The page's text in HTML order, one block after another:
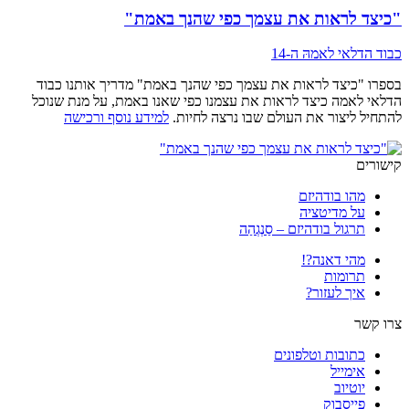
"כיצד לראות את עצמך כפי שהנך באמת"
כבוד הדלאי לאמהּ ה-14
בספרו "כיצד לראות את עצמך כפי שהנך באמת" מדריך אותנו כבוד
הדלאי לאמה כיצד לראות את עצמנו כפי שאנו באמת, על מנת שנוכל
להתחיל ליצור את העולם שבו נרצה לחיות. למידע נוסף ורכישה
קישורים
מהו בודהיזם
על מדיטציה
תרגול בודהיזם – סַנְגְהַה
מהי דאנה?!
תרומות
איך לעזור?
צרו קשר
כתובות וטלפונים
אימייל
יוטיוב
פייסבוק